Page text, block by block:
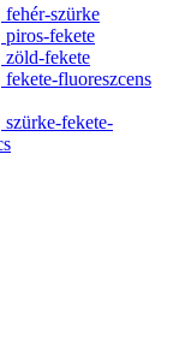
szürke
fekete
fekete
fluoreszcens
fekete-